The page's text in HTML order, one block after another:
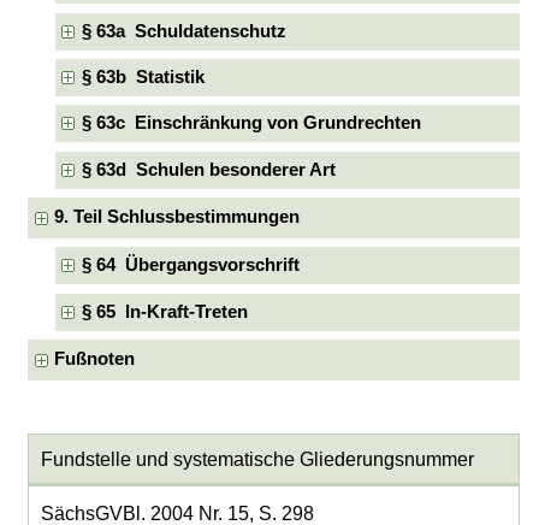
§ 63a Schuldatenschutz
§ 63b Statistik
§ 63c Einschränkung von Grundrechten
§ 63d Schulen besonderer Art
9. Teil Schlussbestimmungen
§ 64 Übergangsvorschrift
§ 65 In-Kraft-Treten
Fußnoten
Fundstelle und systematische Gliederungsnummer
SächsGVBl. 2004 Nr. 15, S. 298